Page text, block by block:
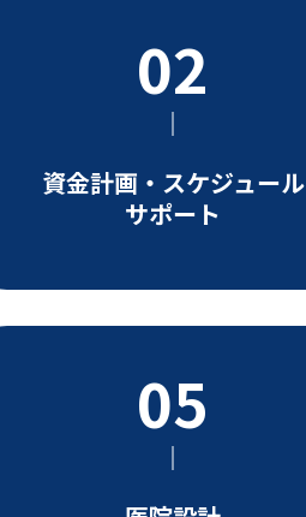
資金計画・スケジュール
サポート